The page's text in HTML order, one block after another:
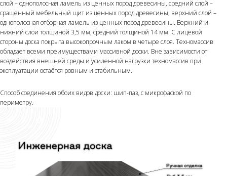
слой – однополосная ламель из ценных пород древесины, средний слой –
сращенный мебельный щит из ценных пород древесины, верхний слой –
однополосная отборная ламель из ценных пород древесины. Верхний и
нижний слои толщиной 3,5 мм, средний толщиной 14 мм. С лицевой
стороны доска покрыта высокопрочным лаком в четыре слоя. Техномассив
обладает всеми преимуществами массивной доски. Вне зависимости от
воздействия внешней среды и усиленной нагрузки техномассив при
эксплуатации остаётся ровным и стабильным.
Способ соединения обоих видов доски: шип-паз, с микрофаской по
периметру.